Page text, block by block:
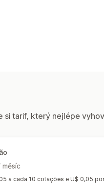
si tarif, který nejlépe
měsíc
a cada 10 cotações e U$ 0,05